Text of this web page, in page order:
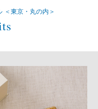
＜東京・丸の内＞